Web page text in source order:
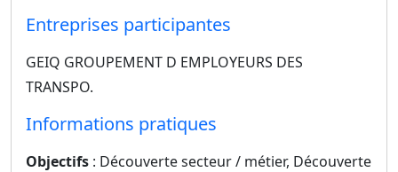
Entreprises participantes
GEIQ GROUPEMENT D EMPLOYEURS DES
TRANSPO.
Informations pratiques
Objectifs : Découverte secteur / métier, Découverte